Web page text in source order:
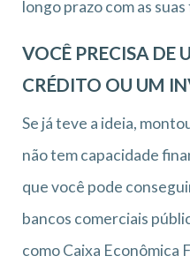
longo prazo com as suas
VOCÊ PRECISA DE
CRÉDITO OU UM
Se já teve a ideia,
não tem capacidade
que você pode
bancos comerciais
como Caixa Econômica